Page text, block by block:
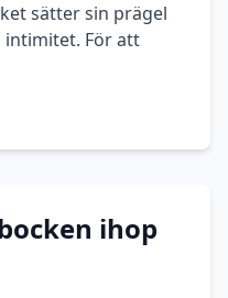
sätter sin prägel
intimitet. För att
ihop